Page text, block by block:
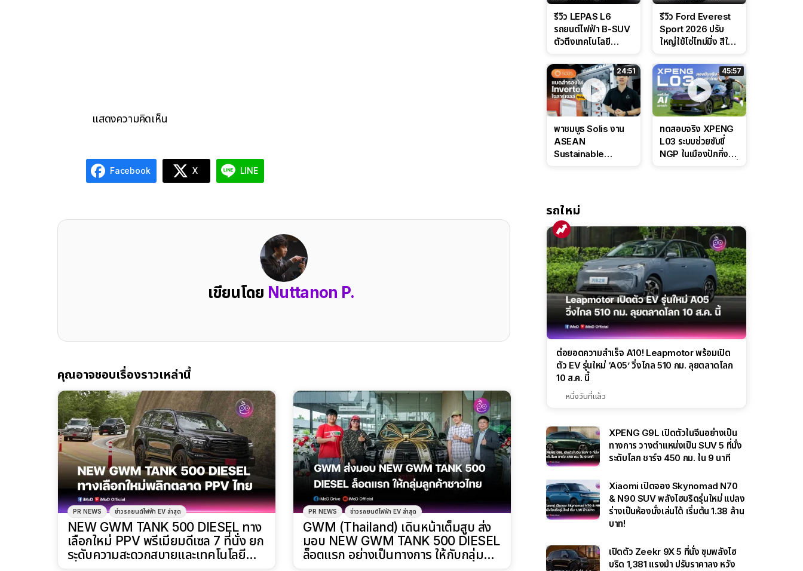
แสดงความคิดเห็น
Facebook X LINE
เขียนโดย Nuttanon P.
คุณอาจชอบเรื่องราวเหล่านี้
PR NEWS ข่าวรถยนต์ไฟฟ้า EV ล่าสุด
NEW GWM TANK 500 DIESEL ทาง
เลือกใหม่ PPV พรีเมียมดีเซล 7 ที่นั่ง ยก
ระดับความสะดวกสบายและเทคโนโลยี
PR NEWS ข่าวรถยนต์ไฟฟ้า EV ล่าสุด
GWM (Thailand) เดินหน้าเต็มสูบ ส่ง
มอบ NEW GWM TANK 500 DIESEL
ล็อตแรก อย่างเป็นทางการ ให้กับกลุ่ม
รีวิว LEPAS L6
รถยนต์ไฟฟ้า B-SUV
ตัวตึงเทคโนโลยี
ล่างหนึบ ลุ้นราคา 7
แสนต้น
รีวิว Ford Everest
Sport 2026 ปรับ
ใหญ่ใช้โซ่ไทม์มิ่ง สีใหม่
ดุดันสไตล์ครอบครัว
สายลุย
24:51
พาชมบูธ Solis งาน
ASEAN
Sustainable
IntelliHouse และ
EverCORE โซลูชัน
ESS ครบวงจร
45:57
ทดสอบจริง XPENG
L03 ระบบช่วยขับขี่
NGP ในเมืองปักกิ่ง
รถใหม่
ต่อยอดความสำเร็จ A10! Leapmotor พร้อมเปิด
ตัว EV รุ่นใหม่ ‘A05’ วิ่งไกล 510 กม. ลุยตลาดโลก
10 ส.ค. นี้
หนึ่งวันที่แล้ว
XPENG G9L เปิดตัวในจีนอย่างเป็น
ทางการ วางตำแหน่งเป็น SUV 5 ที่นั่ง
ระดับโลก ชาร์จ 450 กม. ใน 9 นาที
Xiaomi เปิดจอง Skynomad N70
& N90 SUV พลังไฮบริดรุ่นใหม่ แปลง
ร่างเป็นห้องนั่งเล่นได้ เริ่มต้น 1.38 ล้าน
บาท!
เปิดตัว Zeekr 9X 5 ที่นั่ง ขุมพลังไฮ
บริด 1,381 แรงม้า ปรับราคาลง หวัง